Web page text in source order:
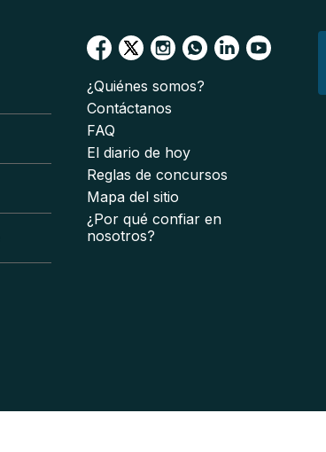
¿Quiénes somos?
Contáctanos
FAQ
El diario de hoy
Reglas de concursos
Mapa del sitio
¿Por qué confiar en
nosotros?